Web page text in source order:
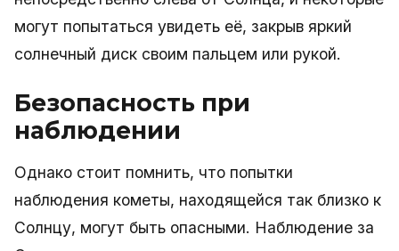
могут попытаться увидеть её, закрыв яркий
солнечный диск своим пальцем или рукой.
Безопасность при
наблюдении
Однако стоит помнить, что попытки
наблюдения кометы, находящейся так близко к
Солнцу, могут быть опасными. Наблюдение за